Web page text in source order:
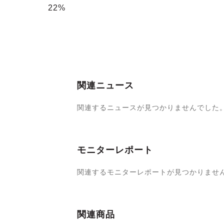
22%
関連ニュース
関連するニュースが見つかりませんでした。
モニターレポート
関連するモニターレポートが見つかりませ
関連商品